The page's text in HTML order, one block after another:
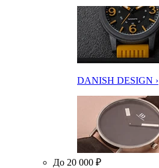
DANISH DESIGN ›
До 20 000 ₽